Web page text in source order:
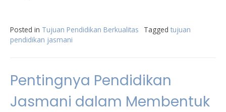
Posted in Tujuan Pendidikan Berkualitas Tagged tujuan
pendidikan jasmani
Pentingnya Pendidikan
Jasmani dalam Membentuk